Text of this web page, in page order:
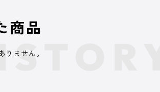
商品
ません。